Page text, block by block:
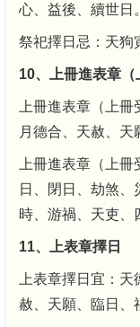
心、益後、續世日。
祭祀擇日忌：天狗
10、上冊進表章（
上冊進表章（上
月德合、天赦、天
上冊進表章（上
日、閉日、劫煞
時、游禍、天吏、
11、上表章擇日
上表章擇日宜：
赦、天願、臨日、